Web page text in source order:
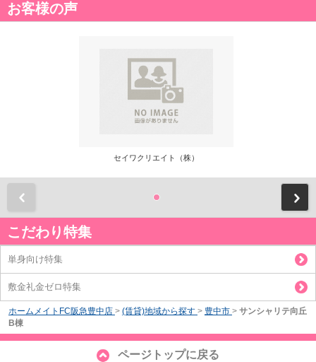
お客様の声
セイワクリエイト（株）
こだわり特集
単身向け特集
敷金礼金ゼロ特集
ホームメイトFC阪急豊中店 > (賃貸)地域から探す > 豊中市 > サンシャリテ向丘
B棟
ページトップに戻る